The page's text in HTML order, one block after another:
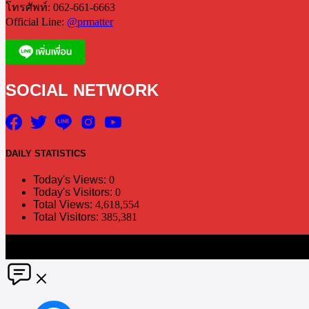
โทรศัพท์: 062-661-6663
Official Line: @prmatter
SOCIAL NETWORK
DAILY STATISTICS
Today's Views: 0
Today's Visitors: 0
Total Views: 4,618,554
Total Visitors: 385,381